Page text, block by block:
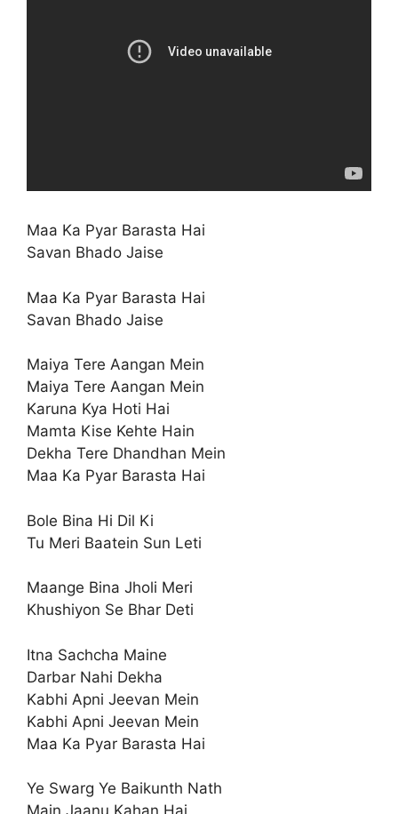
Maa Ka Pyar Barasta Hai
Savan Bhado Jaise
Maa Ka Pyar Barasta Hai
Savan Bhado Jaise
Maiya Tere Aangan Mein
Maiya Tere Aangan Mein
Karuna Kya Hoti Hai
Mamta Kise Kehte Hain
Dekha Tere Dhandhan Mein
Maa Ka Pyar Barasta Hai
Bole Bina Hi Dil Ki
Tu Meri Baatein Sun Leti
Maange Bina Jholi Meri
Khushiyon Se Bhar Deti
Itna Sachcha Maine
Darbar Nahi Dekha
Kabhi Apni Jeevan Mein
Kabhi Apni Jeevan Mein
Maa Ka Pyar Barasta Hai
Ye Swarg Ye Baikunth Nath
Main Jaanu Kahan Hai